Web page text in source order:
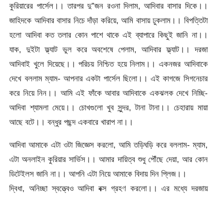
কুরিয়ারের পার্সেল।। তারপর দু”জন রওনা দিলাম, আদিবার বাসার দিকে।।
জাহিদকে আদিবার বাসার নিচে দাঁড়া করিয়ে, আমি বাসায় ঢুকলাম।। বিপত্তিটা
হলো আদিবা কত তলার কোন পাশে থাকে এই ব্যাপারে কিছুই জানি না।।
যাক, দুইটা ফ্ল্যাট ভুল করে অবশেষে পেলাম, আদিবার ফ্ল্যাট।। দরজা
আদিবাই খুলে দিয়েছে।। পরিচয় নিশ্চিত হয়ে নিলাম।। একনজর আদিবাকে
দেখে বললাম ম্যাম- আপনার একটা পার্সেল ছিলো।। এই কাগজে সিগনেচার
করে নিয়ে নিন।। আমি এই ফাঁকে আবার আদিবাকে একঝলক দেখে নিচ্ছি-
আদিবা শ্যামলা মেয়ে।। চোখগুলো খুব সুন্দর, টানা টানা।। চেহারায় মায়া
আছে বটে।। বন্ধুর পছন্দ একবারে খারাপ না।।
আদিবা আমাকে এটা ওটা জিজ্ঞেস করলো, আমি তড়িঘড়ি করে বললাম- ম্যাম,
এটা অনলাইন কুরিয়ার সার্ভিস।। আমার দায়িত্ব শুধু পৌঁছে দেয়া, আর কোন
ডিটেইলস জানি না।। আপনি এটা নিয়ে আমাকে বিদায় দিন প্লিজ।।
দ্বিধা, অনিচ্ছা স্বত্ত্বেও আদিবা বক্স গ্রহণ করলো।। এর মধ্যে দরজায়